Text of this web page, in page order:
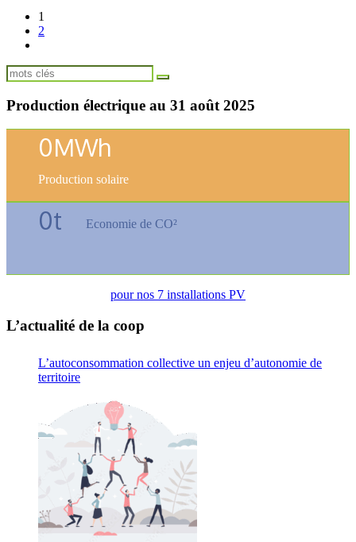
1
2
Production électrique au 31 août 2025
0MWh
Production solaire
0t Economie de CO²
pour nos 7 installations PV
L’actualité de la coop
L’autoconsommation collective un enjeu d’autonomie de
territoire